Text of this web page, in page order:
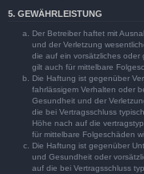
5. GEWÄHRLEISTUNG
Der Betreiber haftet mit
und der Verletzung
die auf ein vorsätzliches oder
gilt auch für mittelbare
Die Haftung ist gegenüber
fahrlässigem Verhalten oder
Gesundheit und der
die bei Vertragsschluss
Höhe nach auf die
für mittelbare Folgeschäden
Die Haftung ist gegenüber
und Gesundheit oder
auf die bei Vertragsschluss